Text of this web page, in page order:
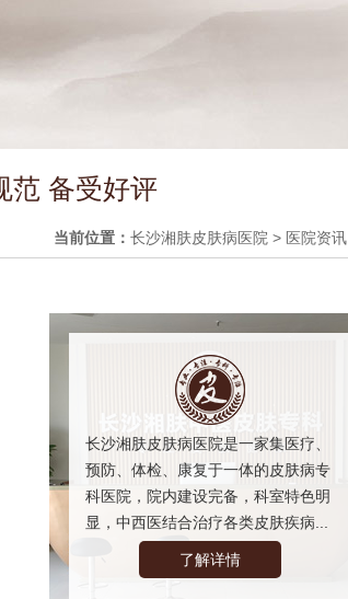
范 备受好评
当前位置： 长沙湘肤皮肤病医院 > 医院资讯
长沙湘肤皮肤病医院是一家集医疗、
预防、体检、康复于一体的皮肤病专
科医院，院内建设完备，科室特色明
显，中西医结合治疗各类皮肤疾病...
了解详情